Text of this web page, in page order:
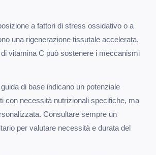
a fattori di stress ossidativo o a
una rigenerazione tissutale accelerata,
di vitamina C può sostenere i meccanismi
di base indicano un potenziale
con necessità nutrizionali specifiche, ma
Consultare sempre un
per valutare necessità e durata del